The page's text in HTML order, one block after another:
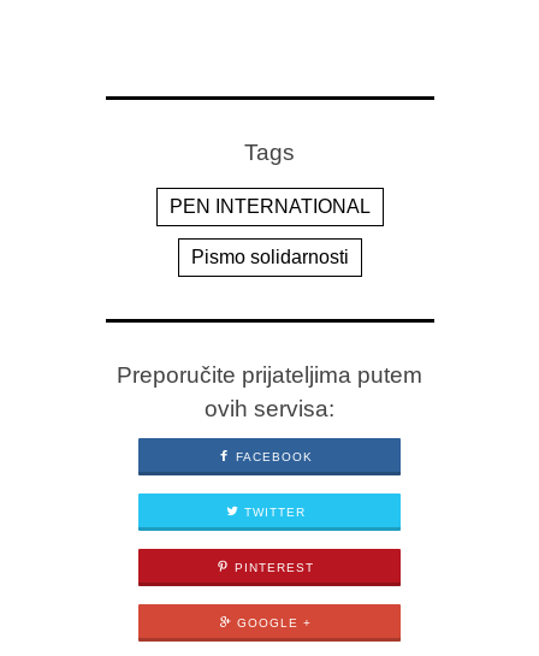
Tags
PEN INTERNATIONAL
Pismo solidarnosti
Preporučite prijateljima putem
ovih servisa:
FACEBOOK
TWITTER
PINTEREST
GOOGLE +